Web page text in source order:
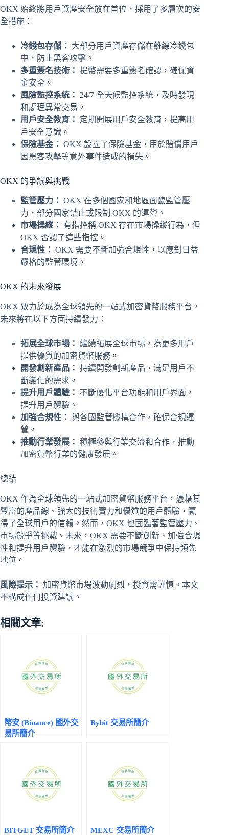
OKX 始終將用戶資產安全放在首位，採用了多層次的安
全措施：
冷錢包存儲：
大部分用戶資產存儲在離線冷錢包
中，防止黑客攻擊。
多重簽名技術： 提幣需要多重簽名確認，確保資
金安全。
風險監控系統：
24/7 全天候監控系統，及時發現
和處理異常交易。
用戶安全教育：
定期開展用戶安全教育，提高用
戶安全意識。
保險基金： OKX 設立了保險基金，用於賠償用戶
因黑客攻擊等意外事件造成的損失。
OKX 的爭議與挑戰
監管壓力： OKX 在多個國家和地區面臨監管壓
力，部分國家禁止或限制 OKX 的運營。
市場操縱：
有指控稱 OKX 存在市場操縱行為，但
OKX 否認了這些指控。
合規性： OKX 需要不斷加強合規性，以應對日益
嚴格的監管環境。
OKX 的未來發展
OKX 致力於成為全球領先的一站式加密貨幣服務平台，
未來將在以下方面持續發力：
拓展全球市場： 繼續拓展全球市場，為更多用戶
提供優質的加密貨幣服務。
開發創新產品： 持續開發創新產品，滿足用戶不
斷變化的需求。
提升用戶體驗：
不斷優化平台功能和用戶界面，
提升用戶體驗。
加強合規性： 與各國監管機構合作，確保合規運
營。
推動行業發展： 積極參與行業交流和合作，推動
加密貨幣行業的健康發展。
總結
OKX 作為全球領先的一站式加密貨幣服務平台，憑藉其
豐富的產品線、強大的技術實力和優質的用戶體驗，贏
得了全球用戶的信賴。然而，OKX 也面臨著監管壓力、
市場競爭等挑戰。未來，OKX 需要不斷創新、加強合規
性和提升用戶體驗，才能在激烈的市場競爭中保持領先
地位。
風險提示： 加密貨幣市場波動劇烈，投資需謹慎。本文
不構成任何投資建議。
相關文章:
幣安 (Binance) 國外交
易所簡介
Bybit 交易所簡介
BITGET 交易所簡介 MEXC 交易所簡介